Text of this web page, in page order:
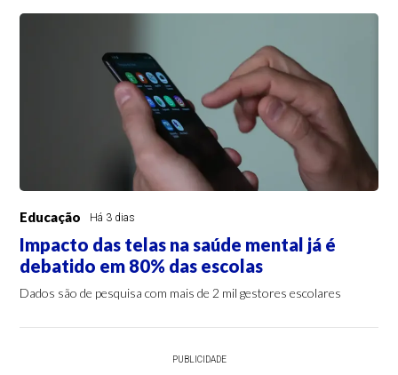
Educação Há 3 dias
Impacto das telas na saúde mental já é
debatido em 80% das escolas
Dados são de pesquisa com mais de 2 mil gestores escolares
PUBLICIDADE